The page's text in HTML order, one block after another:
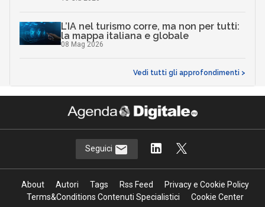
L’IA nel turismo corre, ma non per tutti:
la mappa italiana e globale
08 Mag 2026
Vedi tutti gli approfondimenti >
Seguici
About Autori Tags Rss Feed
Privacy e Cookie Policy
Terms&Conditions Contenuti Specialistici
Cookie Center